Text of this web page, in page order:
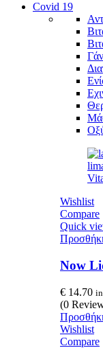
Covid 19
Wishlist
Compare
Quick
Now
€ 14.70
(0
Wishlist
Compare